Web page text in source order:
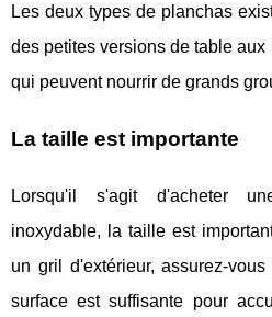
Les deux types de planchas
des petites versions de table
qui peuvent nourrir de grands
La taille est importante
Lorsqu'il s'agit d'acheter
inoxydable, la taille est
un gril d'extérieur, assurez-
surface est suffisante pour